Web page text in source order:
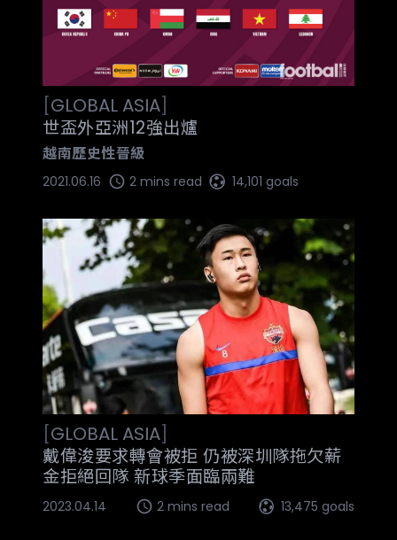
[GLOBAL ASIA]
世盃外亞洲12強出爐
越南歷史性晉級
2021.06.16 2 mins read 14,101 goals
[GLOBAL ASIA]
戴偉浚要求轉會被拒 仍被深圳隊拖欠薪
金拒絕回隊 新球季面臨兩難
2023.04.14 2 mins read 13,475 goals